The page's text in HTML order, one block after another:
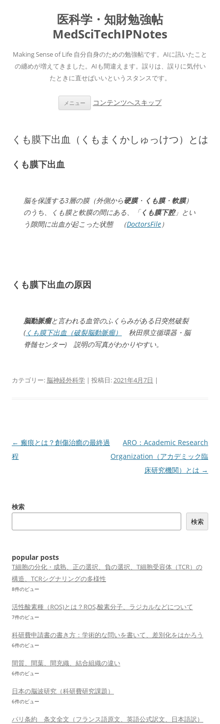
医科学・知財勉強帖
MedSciTechIPNotes
Making Sense of Life 自分自身のための勉強帖です。AIに訊いたこと
の纏めが増えてきました。AIも間違えます。誤りは、誤りに気付い
たときに直せばいいというスタンスです。
メニュー コンテンツへスキップ
くも膜下出血（くもまくかしゅっけつ）とは
くも膜下出血
脳を保護する3層の膜（外側から硬膜・ くも膜・ 軟膜）
のうち、くも膜と軟膜の間にある、「くも膜下腔」とい
う隙間に出血が起こった状態 （DoctorsFile）
くも膜下出血の原因
脳動脈瘤と言われる血管のふくらみがある日突然破裂
(くも膜下出血（破裂脳動脈瘤）
秋田県立循環器・脳
脊髄センター) 説明の写真がわかりやすい。
カテゴリー: 脳神経外科学 | 投稿日:2021年4月7日 |
投
稿
ー
← 瘢痕とは？創傷治癒の最終過
程
ARO：Academic Research
Organization（アカデミック臨
床研究機関）とは →
検索
検索
popular posts
T細胞の分化・成熟、正の選択、負の選択、T細胞受容体（TCR）の
構造、TCRシグナリングの多様性
8件のビュー
活性酸素種（ROS)とは？ROS,酸素分子、ラジカルなどについて
7件のビュー
科研費申請書の書き方：学術的な問いを書いて、差別化をはかろう
6件のビュー
間質、間葉、間充織、結合組織の違い
6件のビュー
日本の脳波研究（科研費研究課題）
6件のビュー
パリ条約 条文全文（フランス語原文、英語公式訳文、日本語訳）